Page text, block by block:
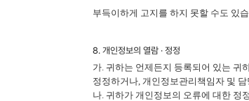
부득이하게 고지를 하지 못할 수도 있
8. 개인정보의 열람 · 정정
가. 귀하는 언제든지 등록되어 있는 귀
정정하거나, 개인정보관리책임자 및 담
나. 귀하가 개인정보의 오류에 대한 정